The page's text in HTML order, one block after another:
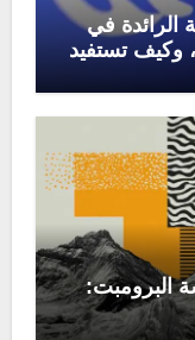
الرائدة في
وكيف تستفيد
البرومبت: